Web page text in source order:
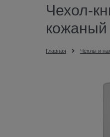
Чехол-
кожаный
Главная Чехлы и